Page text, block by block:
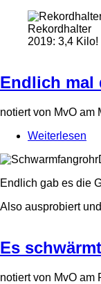
des
Rekordhalter
2019: 3,4 Kilo!
Endlich mal
notiert von MvO am
Weiterlesen
Endlich gab es die
Also ausprobiert
Es
notiert von MvO am